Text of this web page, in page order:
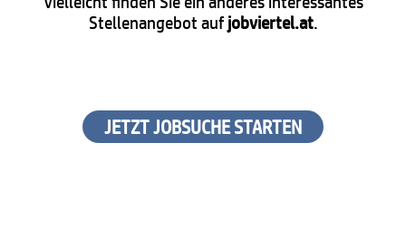
Stellenangebot aufjobviertel.at.
JETZT JOBSUCHE STARTEN